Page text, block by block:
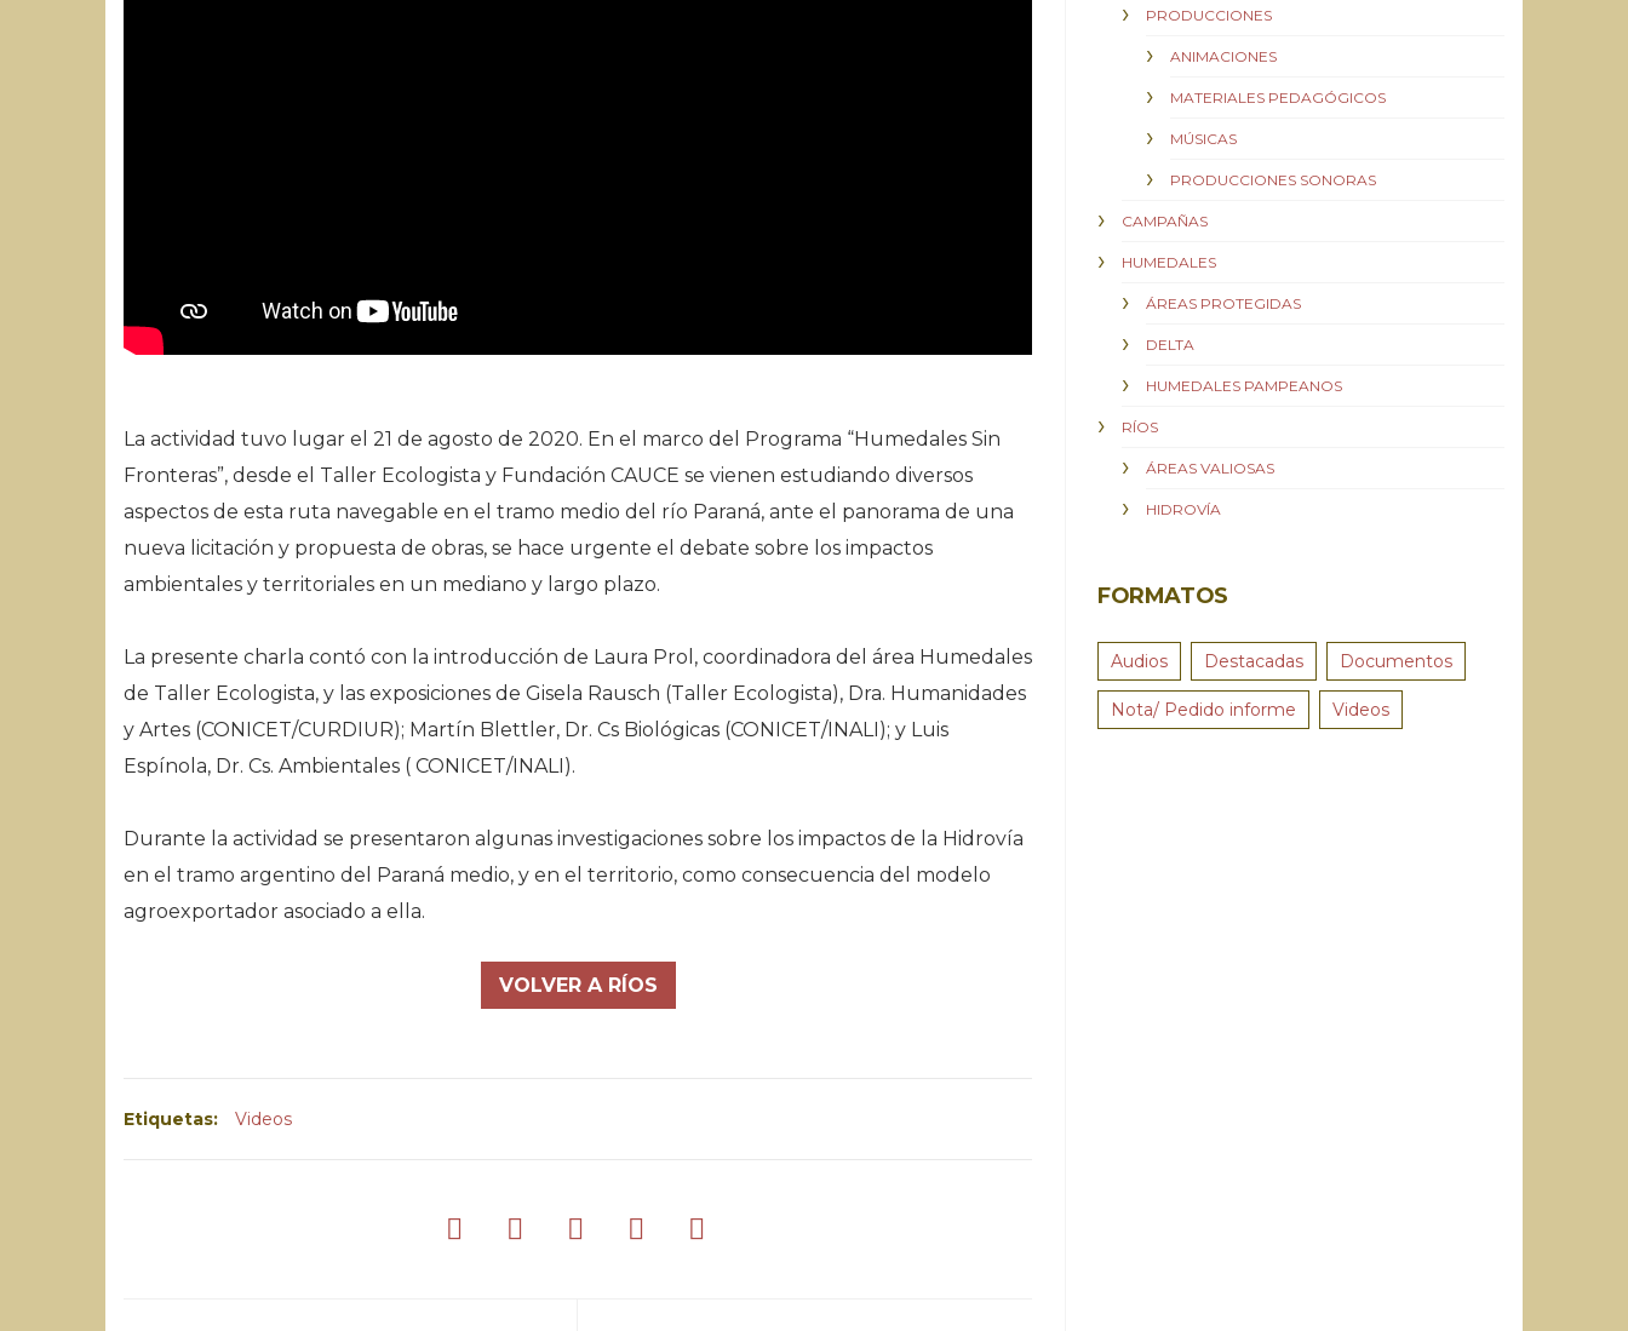
La actividad tuvo lugar el 21 de agosto de 2020. En el marco del Programa “Humedales Sin
Fronteras”, desde el Taller Ecologista y Fundación CAUCE se vienen estudiando diversos
aspectos de esta ruta navegable en el tramo medio del río Paraná, ante el panorama de una
nueva licitación y propuesta de obras, se hace urgente el debate sobre los impactos
ambientales y territoriales en un mediano y largo plazo.
La presente charla contó con la introducción de Laura Prol, coordinadora del área Humedales
de Taller Ecologista, y las exposiciones de Gisela Rausch (Taller Ecologista), Dra. Humanidades
y Artes (CONICET/CURDIUR); Martín Blettler, Dr. Cs Biológicas (CONICET/INALI); y Luis
Espínola, Dr. Cs. Ambientales ( CONICET/INALI).
Durante la actividad se presentaron algunas investigaciones sobre los impactos de la Hidrovía
en el tramo argentino del Paraná medio, y en el territorio, como consecuencia del modelo
agroexportador asociado a ella.
VOLVER A RÍOS
Etiquetas: Videos
PRODUCCIONES
ANIMACIONES
MATERIALES PEDAGÓGICOS
MÚSICAS
PRODUCCIONES SONORAS
CAMPAÑAS
HUMEDALES
ÁREAS PROTEGIDAS
DELTA
HUMEDALES PAMPEANOS
RÍOS
ÁREAS VALIOSAS
HIDROVÍA
FORMATOS
Audios Destacadas Documentos
Nota/ Pedido informe Videos